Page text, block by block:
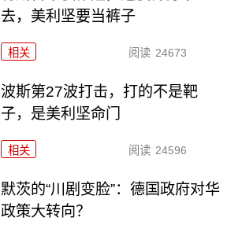
去，美利坚要当裤子
相关 阅读 24673
波斯第27波打击，打的不是靶
子，是美利坚命门
相关 阅读 24596
默茨的“川剧变脸”：德国政府对华
政策大转向？